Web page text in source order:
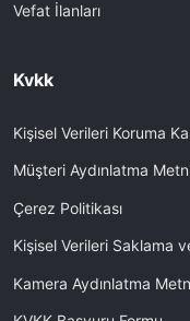
Vefat İlanları
Kvkk
Kişisel Verileri Koruma
Müşteri Aydınlatma
Çerez Politikası
Kişisel Verileri Saklama
Kamera Aydınlatma